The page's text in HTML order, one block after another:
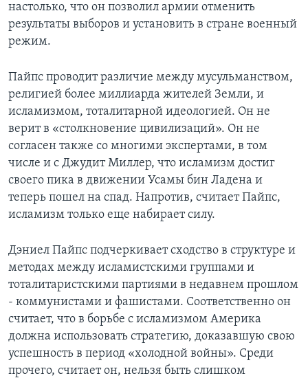
настолько, что он позволил армии отменить
результаты выборов и установить в стране военный
режим.
Пайпс проводит различие между мусульманством,
религией более миллиарда жителей Земли, и
исламизмом, тоталитарной идеологией. Он не
верит в «столкновение цивилизаций». Он не
согласен также со многими экспертами, в том
числе и с Джудит Миллер, что исламизм достиг
своего пика в движении Усамы бин Ладена и
теперь пошел на спад. Напротив, считает Пайпс,
исламизм только еще набирает силу.
Дэниел Пайпс подчеркивает сходство в структуре и
методах между исламистскими группами и
тоталитаристскими партиями в недавнем прошлом
- коммунистами и фашистами. Соответственно он
считает, что в борьбе с исламизмом Америка
должна использовать стратегию, доказавшую свою
успешность в период «холодной войны». Среди
прочего, считает он, нельзя быть слишком